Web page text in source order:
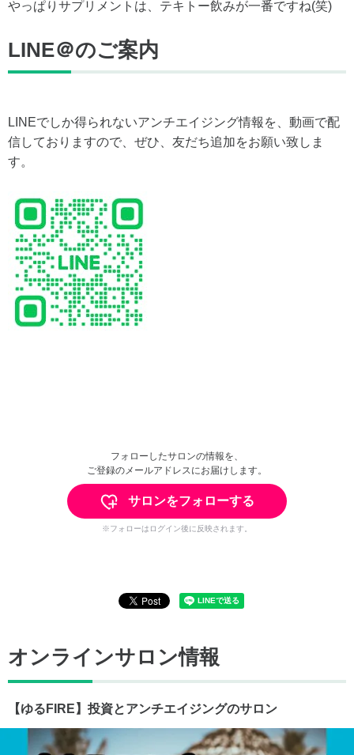
やっぱりサプリメントは、テキトー飲みが一番ですね(笑)
LINE＠のご案内
LINEでしか得られないアンチエイジング情報を、動画で配
信しておりますので、ぜひ、友だち追加をお願い致しま
す。
フォローしたサロンの情報を、
ご登録のメールアドレスにお届けします。
サロンをフォローする
※フォローはログイン後に反映されます。
オンラインサロン情報
【ゆるFIRE】投資とアンチエイジングのサロン